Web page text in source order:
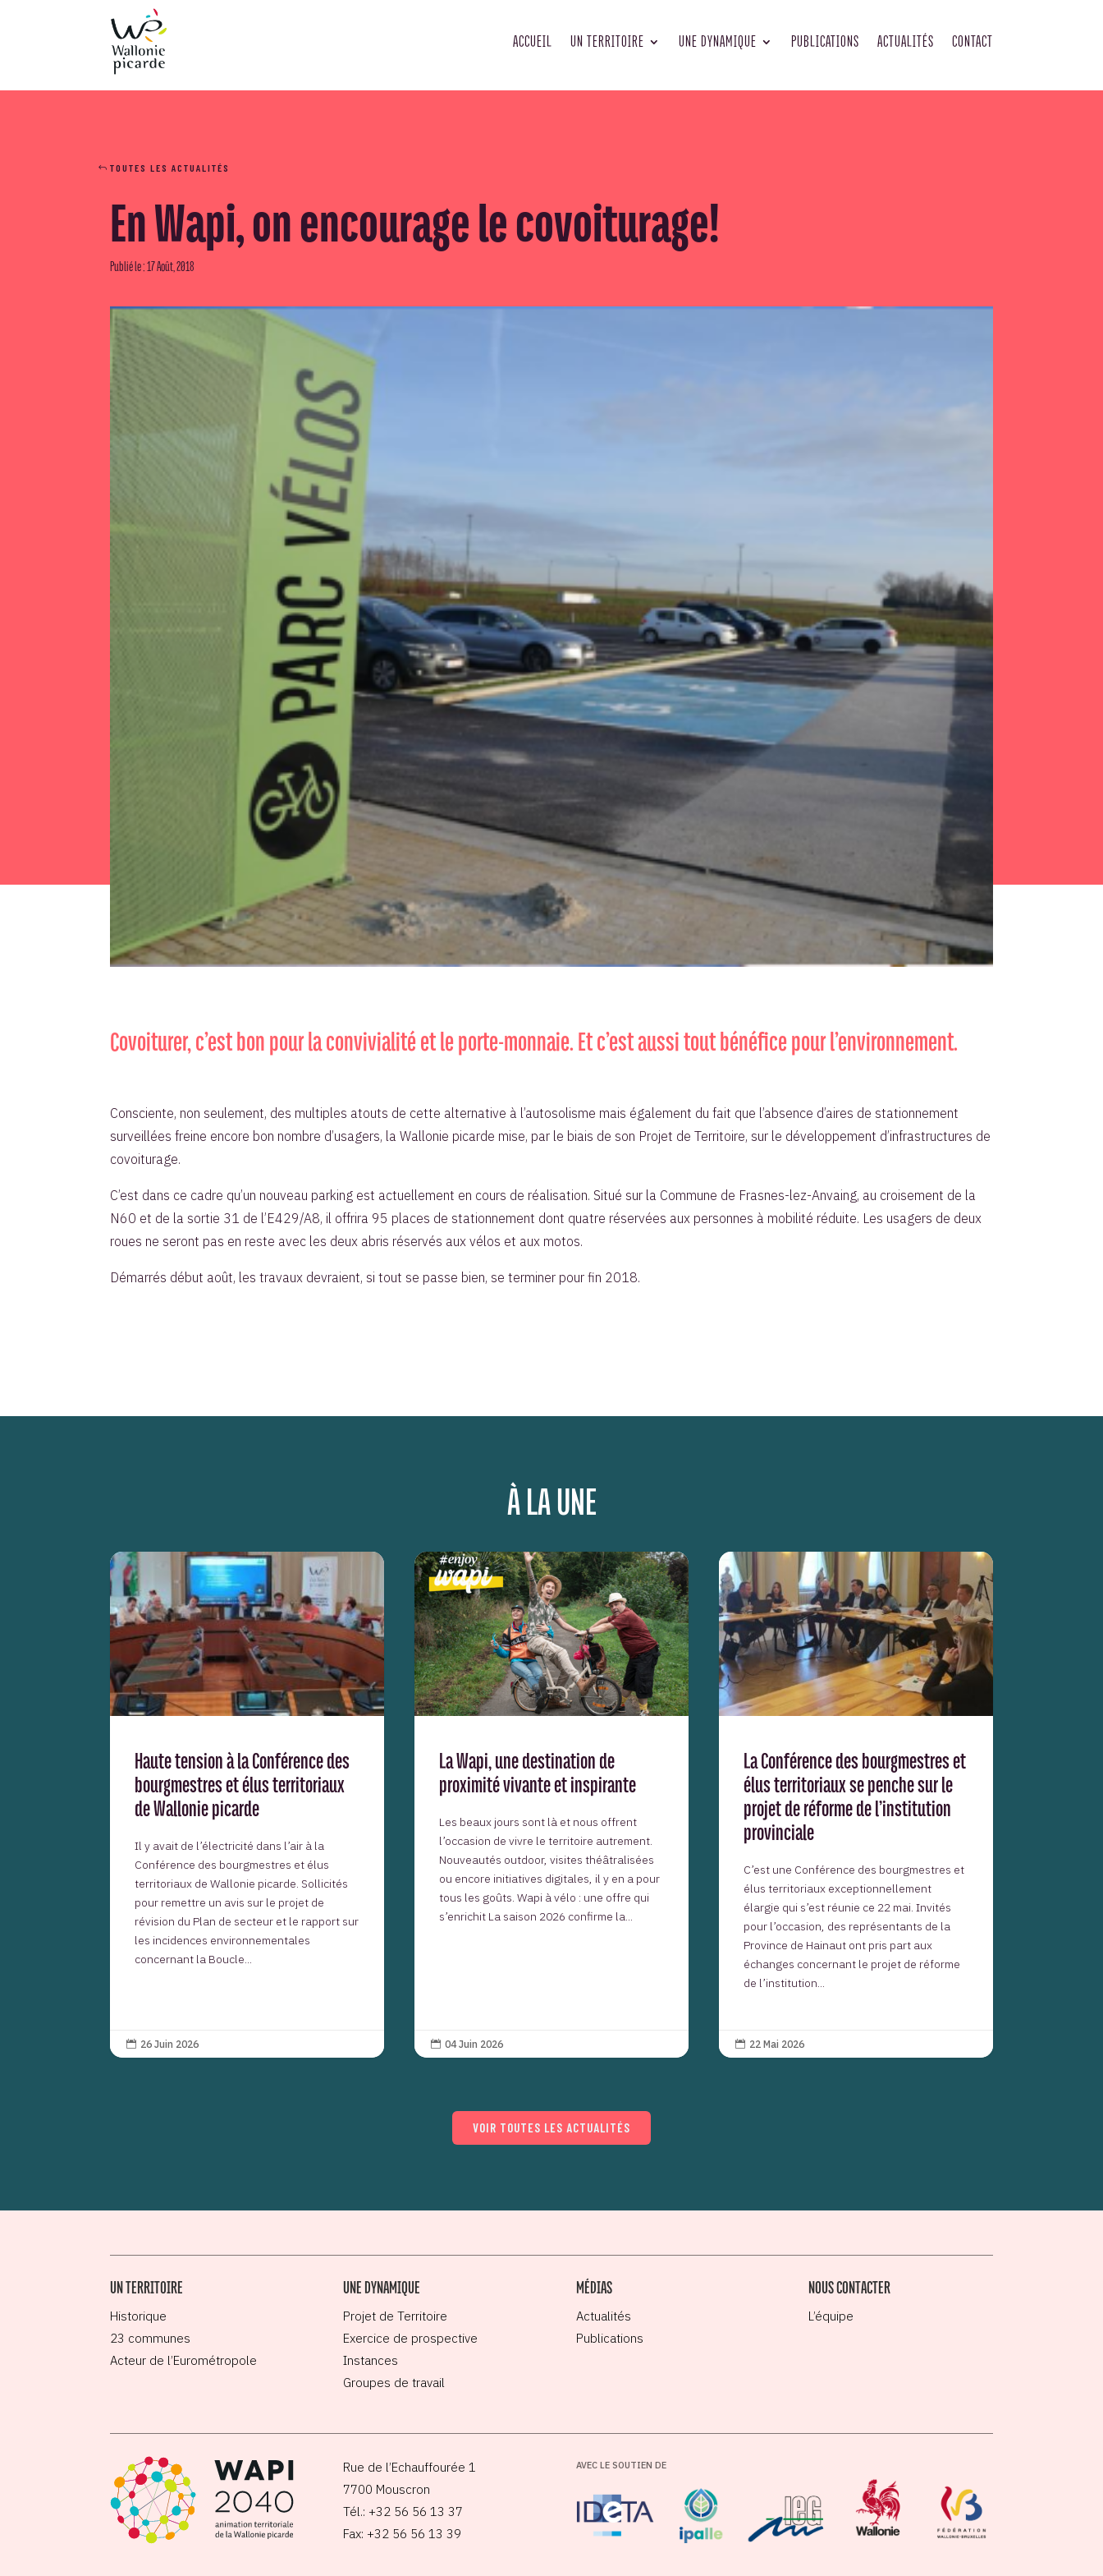
ACCUEIL UN TERRITOIRE UNE DYNAMIQUE PUBLICATIONS ACTUALITÉS CONTACT
TOUTES LES ACTUALITÉS
En Wapi, on encourage le covoiturage!
Publié le : 17 Août, 2018
Covoiturer, c’est bon pour la convivialité et le porte-monnaie. Et c’est aussi tout bénéfice pour l’environnement.
Consciente, non seulement, des multiples atouts de cette alternative à l’autosolisme mais également du fait que l’absence d’aires de stationnement
surveillées freine encore bon nombre d’usagers, la Wallonie picarde mise, par le biais de son Projet de Territoire, sur le développement d’infrastructures de
covoiturage.
C’est dans ce cadre qu’un nouveau parking est actuellement en cours de réalisation. Situé sur la Commune de Frasnes-lez-Anvaing, au croisement de la
N60 et de la sortie 31 de l’E429/A8, il offrira 95 places de stationnement dont quatre réservées aux personnes à mobilité réduite. Les usagers de deux
roues ne seront pas en reste avec les deux abris réservés aux vélos et aux motos.
Démarrés début août, les travaux devraient, si tout se passe bien, se terminer pour fin 2018.
À LA UNE
Haute tension à la Conférence des
bourgmestres et élus territoriaux
de Wallonie picarde
Il y avait de l’électricité dans l’air à la
Conférence des bourgmestres et élus
territoriaux de Wallonie picarde. Sollicités
pour remettre un avis sur le projet de
révision du Plan de secteur et le rapport sur
les incidences environnementales
concernant la Boucle...
 26 Juin 2026
La Wapi, une destination de
proximité vivante et inspirante
Les beaux jours sont là et nous offrent
l’occasion de vivre le territoire autrement.
Nouveautés outdoor, visites théâtralisées
ou encore initiatives digitales, il y en a pour
tous les goûts. Wapi à vélo : une offre qui
s’enrichit La saison 2026 confirme la...
 04 Juin 2026
La Conférence des bourgmestres et
élus territoriaux se penche sur le
projet de réforme de l’institution
provinciale
C’est une Conférence des bourgmestres et
élus territoriaux exceptionnellement
élargie qui s’est réunie ce 22 mai. Invités
pour l’occasion, des représentants de la
Province de Hainaut ont pris part aux
échanges concernant le projet de réforme
de l’institution...
 22 Mai 2026
VOIR TOUTES LES ACTUALITÉS
UN TERRITOIRE
Historique
23 communes
Acteur de l’Eurométropole
UNE DYNAMIQUE
Projet de Territoire
Exercice de prospective
Instances
Groupes de travail
MÉDIAS
Actualités
Publications
NOUS CONTACTER
L’équipe
Rue de l’Echauffourée 1
7700 Mouscron
Tél.: +32 56 56 13 37
Fax: +32 56 56 13 39
AVEC LE SOUTIEN DE